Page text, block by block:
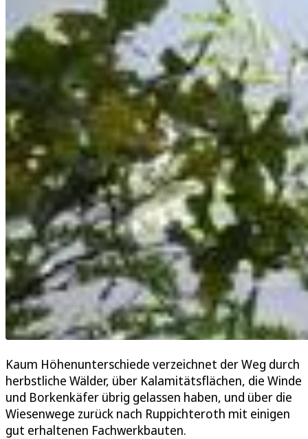
Kaum Höhenunterschiede verzeichnet der Weg durch
herbstliche Wälder, über Kalamitätsflächen, die Winde
und Borkenkäfer übrig gelassen haben, und über die
Wiesenwege zurück nach Ruppichteroth mit einigen
gut erhaltenen Fachwerkbauten.